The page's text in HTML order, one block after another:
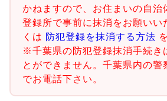
かねますので、お住まいの自治
登録所で事前に抹消をお願いい
くは 防犯登録を抹消する方法
※千葉県の防犯登録抹消手続き
とができません。千葉県内の警
でお電話下さい。